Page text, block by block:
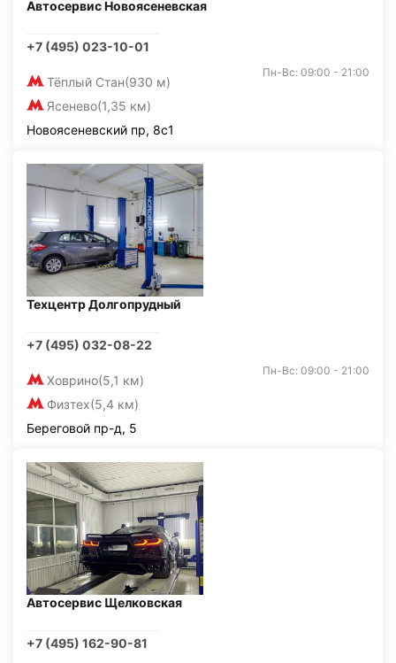
Автосервис Новоясеневская
+7 (495) 023-10-01
Тёплый Стан(930 м)
Ясенево(1,35 км)
Пн-Вс: 09:00 - 21:00
Новоясеневский пр, 8с1
Техцентр Долгопрудный
+7 (495) 032-08-22
Ховрино(5,1 км)
Физтех(5,4 км)
Пн-Вс: 09:00 - 21:00
Береговой пр-д, 5
Автосервис Щелковская
+7 (495) 162-90-81